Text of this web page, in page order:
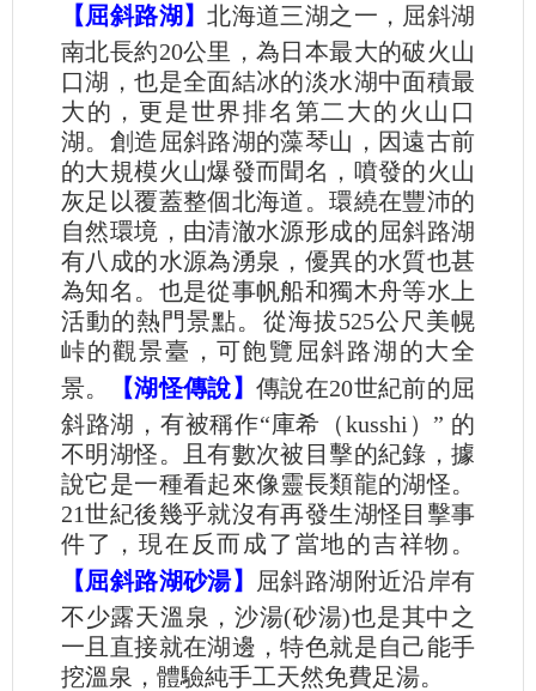
【屈斜路湖】北海道三湖之一，屈斜湖
南北長約20公里，為日本最大的破火山
口湖，也是全面結冰的淡水湖中面積最
大的，更是世界排名第二大的火山口
湖。創造屈斜路湖的藻琴山，因遠古前
的大規模火山爆發而聞名，噴發的火山
灰足以覆蓋整個北海道。環繞在豐沛的
自然環境，由清澈水源形成的屈斜路湖
有八成的水源為湧泉，優異的水質也甚
為知名。也是從事帆船和獨木舟等水上
活動的熱門景點。從海拔525公尺美幌
峠的觀景臺，可飽覽屈斜路湖的大全
景。
【湖怪傳說】 傳說在20世紀前的屈
斜路湖，有被稱作“庫希（kusshi）” 的
不明湖怪。且有數次被目擊的紀錄，據
說它是一種看起來像靈長類龍的湖怪。
21世紀後幾乎就沒有再發生湖怪目擊事
件了，現在反而成了當地的吉祥物。
【屈斜路湖砂湯】
屈斜路湖附近沿岸有
不少露天溫泉，沙湯(砂湯)也是其中之
一且直接就在湖邊，特色就是自己能手
挖溫泉，體驗純手工天然免費足湯。